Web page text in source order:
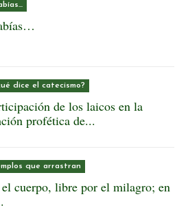
dice el catecismo?
de los laicos en la
profética de...
que arrastran
cuerpo, libre por el milagro; en